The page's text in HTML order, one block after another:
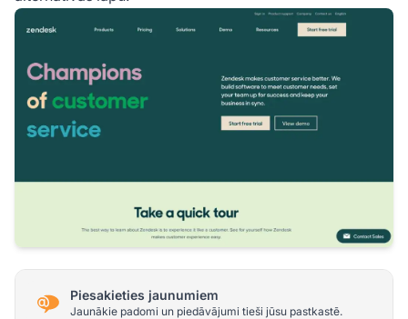
Piesakieties jaunumiem
Jaunākie padomi un piedāvājumi tieši jūsu pastkastē.